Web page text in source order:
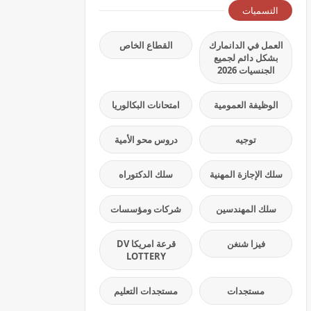
التسميات
العمل في الدانمارك
بشكل دائم لجميع
الجنسيات 2026
القطاع الخاص
الوظيفة العمومية امتحانات البكالوريا
توجيه دروس محو الأمية
سلك الإجازة المهنية سلك الدكتوراه
سلك المهندسين شركات ومؤسسات
فيزا شنغن
قرعة امريكا DV
LOTTERY
مستجدات مستجدات التعليم